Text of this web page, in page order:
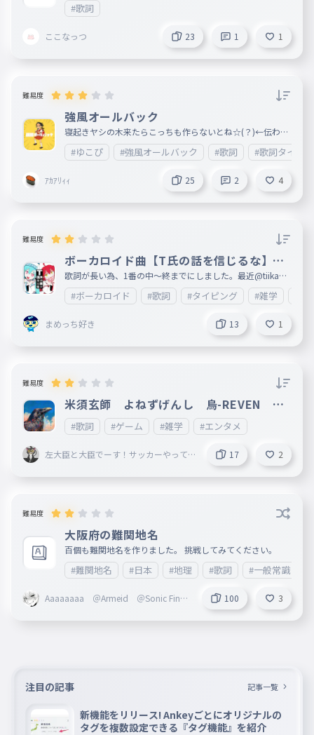
#歌詞
ここなっつ 23 1 1
難易度
強風オールバック
寝起きヤシの木来たらこっちも作らないとね☆(？)←伝わっ
てくれ!!!!!!!!!!!!
#ゆこぴ #強風オールバック #歌詞 #歌詞タイピ
ｱｶｱﾘｨｨ 25 2 4
難易度
ボーカロイド曲【T氏の話を信じるな】歌
詞1番(中〜終)
歌詞が長い為、1番の中〜終までにしました。最近@tiikawa
_loveが歌うようになってきたので、 あとカラオケ🎤もこれ
歌ったことあるのでこれにしました。歌詞が長いので、文字
が間違えてしまっているところが複数あると思います。ご了
承ください。 何ありましたら、情報が入り次第ここに載せ
ますので、ご了承ください。次回は2番目以降を制作します
。すごいと思ったら❤をお願いします。皆様の御感想等楽し
みに待っております。 妹垢:http://ankey.io/@tiikawa_love
#ボーカロイド #歌詞 #タイピング #雑学
まめっち好き 13 1
難易度
米須玄師 よねずげんし 烏-REVEN １
番だけ
#歌詞 #ゲーム #雑学 #エンタメ
左大臣と大臣でーす！サッカーやって
17 2
難易度
大阪府の難関地名
百個も難関地名を作りました。 挑戦してみてください。
#難関地名 #日本 #地理 #歌詞 #一般常識
Aaaaaaaa ＠Armeid ＠Sonic Finge
100 3
注目の記事 記事一覧
新機能をリリース! Ankeyごとにオリジナルの
タグを複数設定できる『タグ機能』を紹介